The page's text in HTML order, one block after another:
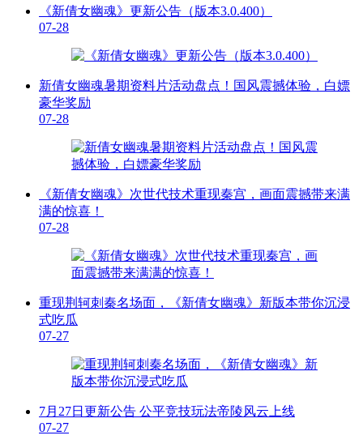
《新倩女幽魂》更新公告（版本3.0.400）
07-28
新倩女幽魂暑期资料片活动盘点！国风震撼体验，白嫖
豪华奖励
07-28
《新倩女幽魂》次世代技术重现秦宫，画面震撼带来满
满的惊喜！
07-28
重现荆轲刺秦名场面，《新倩女幽魂》新版本带你沉浸
式吃瓜
07-27
7月27日更新公告 公平竞技玩法帝陵风云上线
07-27